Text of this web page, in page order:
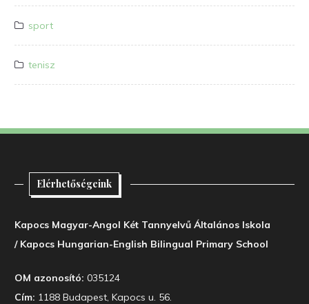
sport
tenisz
Elérhetőségeink
Kapocs Magyar-Angol Két Tannyelvű Általános Iskola
/ Kapocs Hungarian-English Bilingual Primary School
OM azonosító: 035124
Cím: 1188 Budapest, Kapocs u. 56.